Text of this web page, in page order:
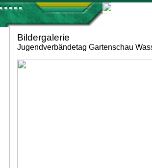
Bildergalerie
Jugendverbändetag Gartenschau